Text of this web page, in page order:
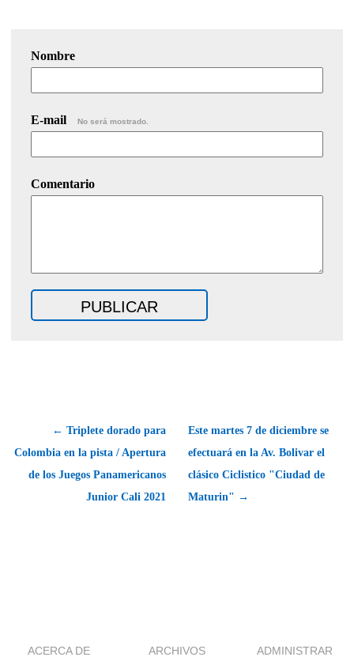
Nombre
E-mail No será mostrado.
Comentario
← Triplete dorado para
Colombia en la pista / Apertura
de los Juegos Panamericanos
Junior Cali 2021
Este martes 7 de diciembre se
efectuará en la Av. Bolivar el
clásico Ciclistico "Ciudad de
Maturin" →
ACERCA DE ARCHIVOS ADMINISTRAR